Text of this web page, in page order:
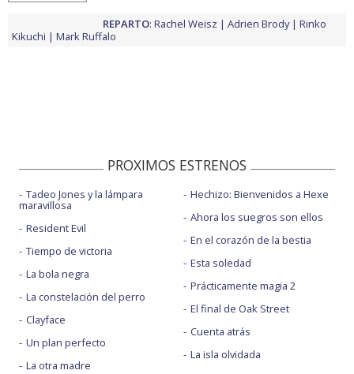
REPARTO: Rachel Weisz Adrien Brody
Rinko
Kikuchi
Mark Ruffalo
PROXIMOS ESTRENOS
Tadeo Jones y la lámpara
maravillosa
Resident Evil
Tiempo de victoria
La bola negra
La constelación del perro
Clayface
Un plan perfecto
La otra madre
Hechizo: Bienvenidos a Hexe
Ahora los suegros son ellos
En el corazón de la bestia
Esta soledad
Prácticamente magia 2
El final de Oak Street
Cuenta atrás
La isla olvidada